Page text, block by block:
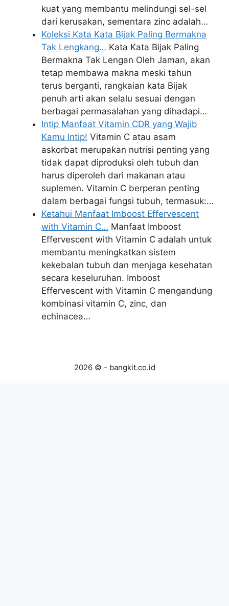
kuat yang membantu melindungi sel-sel
dari kerusakan, sementara zinc adalah…
Koleksi Kata Kata Bijak Paling Bermakna
Tak Lengkang… Kata Kata Bijak Paling
Bermakna Tak Lengan Oleh Jaman, akan
tetap membawa makna meski tahun
terus berganti, rangkaian kata Bijak
penuh arti akan selalu sesuai dengan
berbagai permasalahan yang dihadapi…
Intip Manfaat Vitamin CDR yang Wajib
Kamu Intip! Vitamin C atau asam
askorbat merupakan nutrisi penting yang
tidak dapat diproduksi oleh tubuh dan
harus diperoleh dari makanan atau
suplemen. Vitamin C berperan penting
dalam berbagai fungsi tubuh, termasuk:…
Ketahui Manfaat Imboost Effervescent
with Vitamin C… Manfaat Imboost
Effervescent with Vitamin C adalah untuk
membantu meningkatkan sistem
kekebalan tubuh dan menjaga kesehatan
secara keseluruhan. Imboost
Effervescent with Vitamin C mengandung
kombinasi vitamin C, zinc, dan
echinacea…
2026 © - bangkit.co.id